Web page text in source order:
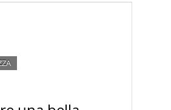
pianeta. Ma non è solo
che ha dotato Angelina di